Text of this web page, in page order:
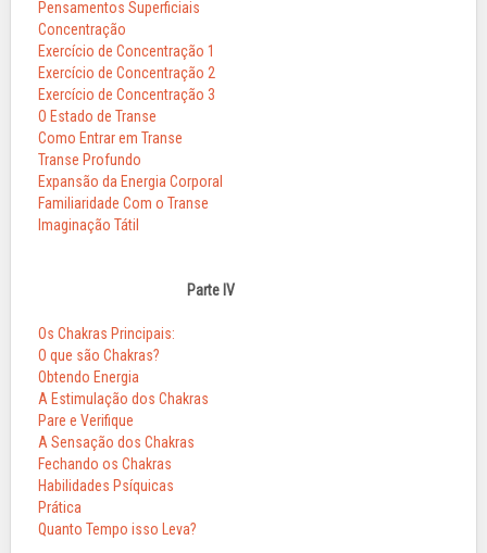
Pensamentos Superficiais
Concentração
Exercício de Concentração 1
Exercício de Concentração 2
Exercício de Concentração 3
O Estado de Transe
Como Entrar em Transe
Transe Profundo
Expansão da Energia Corporal
Familiaridade Com o Transe
Imaginação Tátil
Parte IV
Os Chakras Principais:
O que são Chakras?
Obtendo Energia
A Estimulação dos Chakras
Pare e Verifique
A Sensação dos Chakras
Fechando os Chakras
Habilidades Psíquicas
Prática
Quanto Tempo isso Leva?